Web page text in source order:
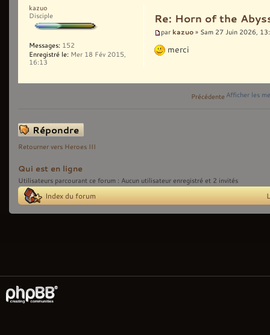
Re: Horn of the
par kazuo » Sam 27 Juin 2026,
merci
kazuo
Disciple
Messages: 152
Enregistré le: Mer 18 Fév 2015,
16:13
Précédente Afficher les
Répondre
Retourner vers Heroes III
Qui est en ligne
Utilisateurs parcourant ce forum : Aucun utilisateur enregistré et 2 invités
Index du forum